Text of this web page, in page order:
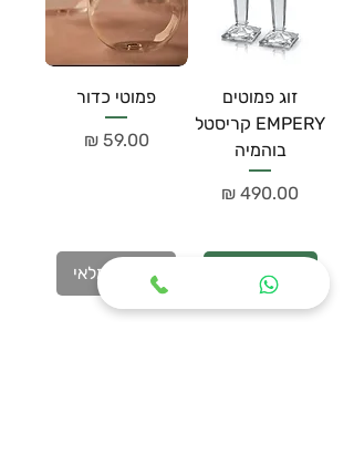
זוג פמוטים
EMPERY קריסטל
בוהמיה
מחיר
הוספה לסל
פמוטי כדור
מחיר‏59.00 ‏₪
אזל מהמלאי